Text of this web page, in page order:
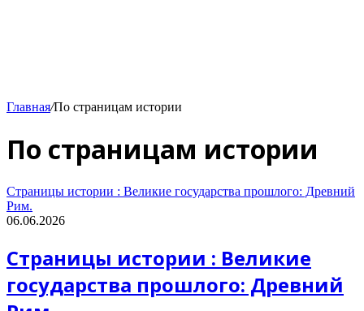
Главная/По страницам истории
По страницам истории
Страницы истории : Великие государства прошлого: Древний
Рим.
06.06.2026
Страницы истории : Великие
государства прошлого: Древний